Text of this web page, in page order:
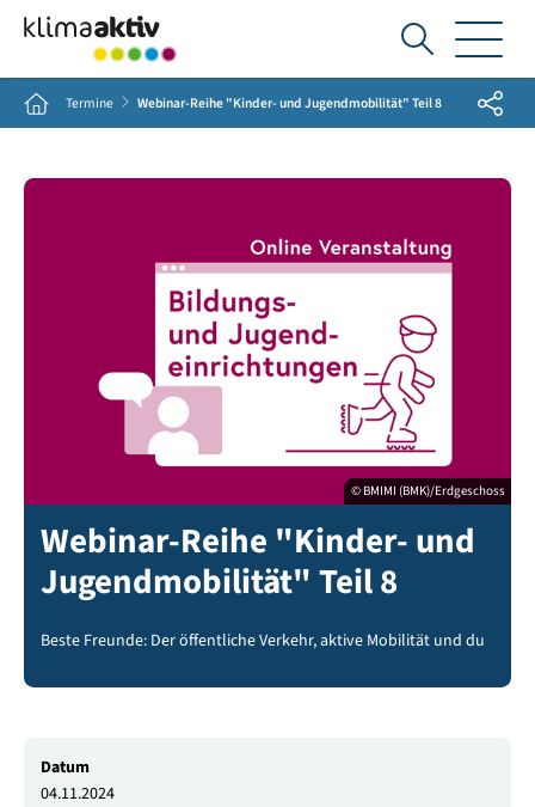
Ich
suche...
Home Termine Webinar-Reihe "Kinder- und Jugendmobilität" Teil 8 Share
© BMIMI (BMK)/Erdgeschoss
Webinar-Reihe "Kinder- und
Jugendmobilität" Teil 8
Beste Freunde: Der öffentliche Verkehr, aktive Mobilität und du
Datum
04.11.2024